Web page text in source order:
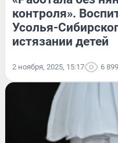
контроля».
Усолья-
истязании детей
2 ноября, 2025, 15:17 6 899